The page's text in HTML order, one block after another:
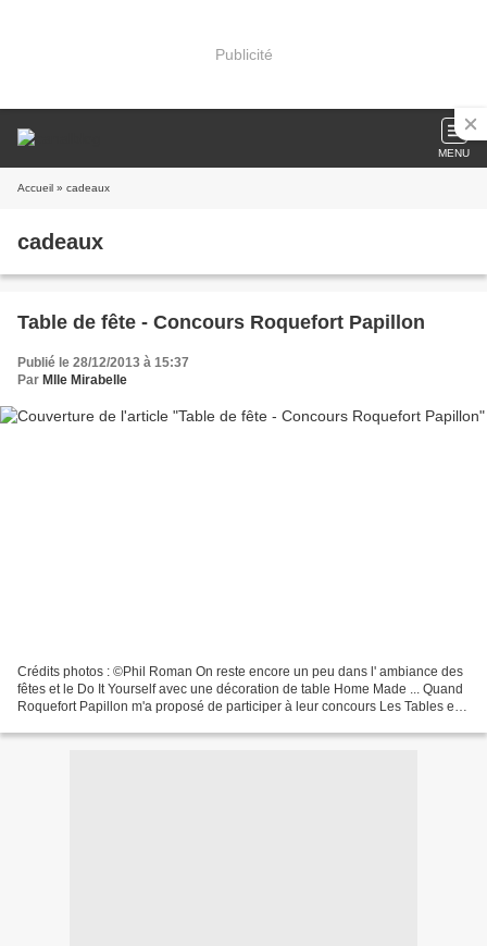
Publicité
MENU
Accueil » cadeaux
cadeaux
Table de fête - Concours Roquefort Papillon
Publié le 28/12/2013 à 15:37
Par Mlle Mirabelle
Crédits photos : ©Phil Roman On reste encore un peu dans l' ambiance des
fêtes et le Do It Yourself avec une décoration de table Home Made ... Quand
Roquefort Papillon m'a proposé de participer à leur concours Les Tables en